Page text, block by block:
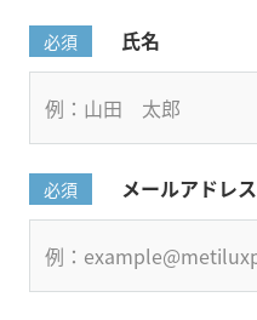
必須 氏名
必須 メールアドレス